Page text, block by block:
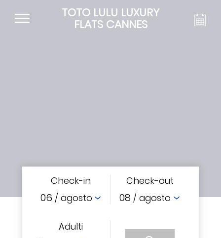
TOTO LULU LUXURY
FLATS CANNES
Check-in
06 / agosto
Check-out
08 / agosto
Adulti